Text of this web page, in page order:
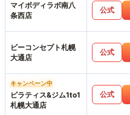
マイボディラボ南八
条西店
公式
ビーコンセプト札幌
大通店
公式
キャンペーン中
ピラティス&ジム1to1
札幌大通店
公式